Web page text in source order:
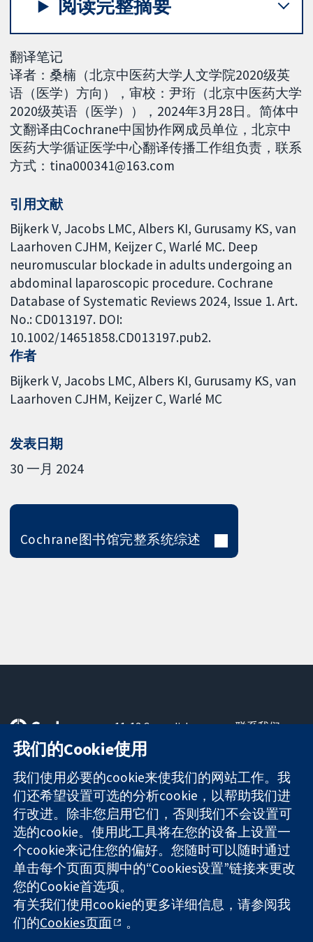
阅读完整摘要
翻译笔记
译者：桑楠（北京中医药大学人文学院2020级英
语（医学）方向），审校：尹珩（北京中医药大学
2020级英语（医学）），2024年3月28日。简体中
文翻译由Cochrane中国协作网成员单位，北京中
医药大学循证医学中心翻译传播工作组负责，联系
方式：tina000341@163.com
引用文献
Bijkerk V, Jacobs LMC, Albers KI, Gurusamy KS, van
Laarhoven CJHM, Keijzer C, Warlé MC. Deep
neuromuscular blockade in adults undergoing an
abdominal laparoscopic procedure. Cochrane
Database of Systematic Reviews 2024, Issue 1. Art.
No.: CD013197. DOI:
10.1002/14651858.CD013197.pub2.
作者
Bijkerk V Jacobs LMC Albers KI Gurusamy KS van
Laarhoven CJHM Keijzer C Warlé MC
发表日期
30 一月 2024
Cochrane图书馆完整系统综述
可信任的证据
知情决定
更完善的医疗健
康
11-13 Cavendish
Square
London
W1G 0AN
United Kingdom
联系我们
关于我们
工作机会
Cochrane
Library
The Cochrane Collaboration is a charity (no. 1045921) and a
company limited by guarantee (no. 03044323) registered in
England & Wales. VAT registration number GB 718 2127 49.
版权所有：© 2026 Cochrane协作网
我们的Cookie使用
我们使用必要的cookie来使我们的网站工作。我
们还希望设置可选的分析cookie，以帮助我们进
行改进。除非您启用它们，否则我们不会设置可
选的cookie。使用此工具将在您的设备上设置一
个cookie来记住您的偏好。您随时可以随时通过
单击每个页面页脚中的“Cookies设置”链接来更改
您的Cookie首选项。
有关我们使用cookie的更多详细信息，请参阅我
们的Cookies页面 。